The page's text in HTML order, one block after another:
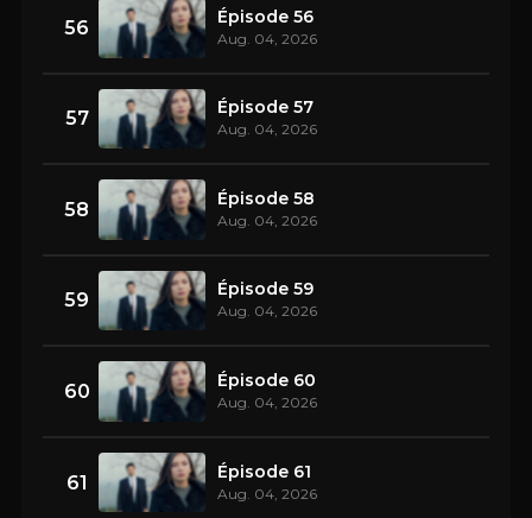
56 Épisode 56
Aug. 04, 2026
57 Épisode 57
Aug. 04, 2026
58 Épisode 58
Aug. 04, 2026
59 Épisode 59
Aug. 04, 2026
60 Épisode 60
Aug. 04, 2026
61 Épisode 61
Aug. 04, 2026